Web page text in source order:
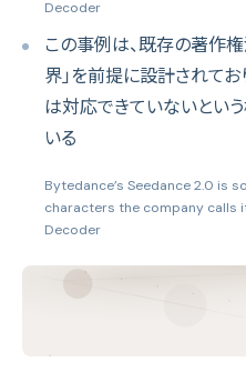
Decoder
この事例は、既存の著作
界」を前提に設計されて
は対応できていないとい
いる
Bytedance’s Seedance 2.0 is
characters the company calls
Decoder